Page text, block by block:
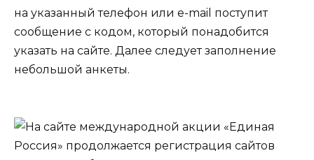
на указанный телефон или e-mail поступит
сообщение с кодом, который понадобится
указать на сайте. Далее следует заполнение
небольшой анкеты.